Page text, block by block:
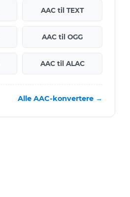
AAC til TEXT
AAC til OGG
AAC til ALAC
Alle AAC-konvertere →